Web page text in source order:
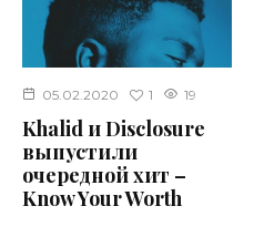
05.02.2020 1 19
Khalid и Disclosure
выпустили
очередной хит –
Know Your Worth